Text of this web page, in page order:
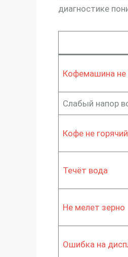
диагностике
Кофемашина не
Слабый напор
Кофе не горячий
Течёт вода
Не мелет зерно
Ошибка на